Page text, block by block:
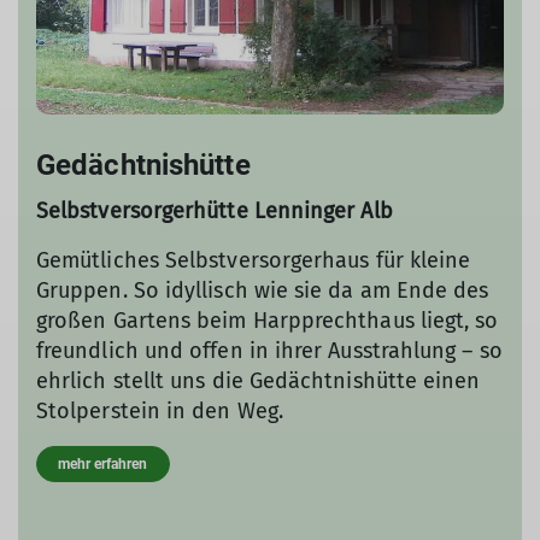
Gedächtnishütte
Selbstversorgerhütte Lenninger Alb
Gemütliches Selbstversorgerhaus für kleine
Gruppen. So idyllisch wie sie da am Ende des
großen Gartens beim Harpprechthaus liegt, so
freundlich und offen in ihrer Ausstrahlung – so
ehrlich stellt uns die Gedächtnishütte einen
Stolperstein in den Weg.
mehr erfahren